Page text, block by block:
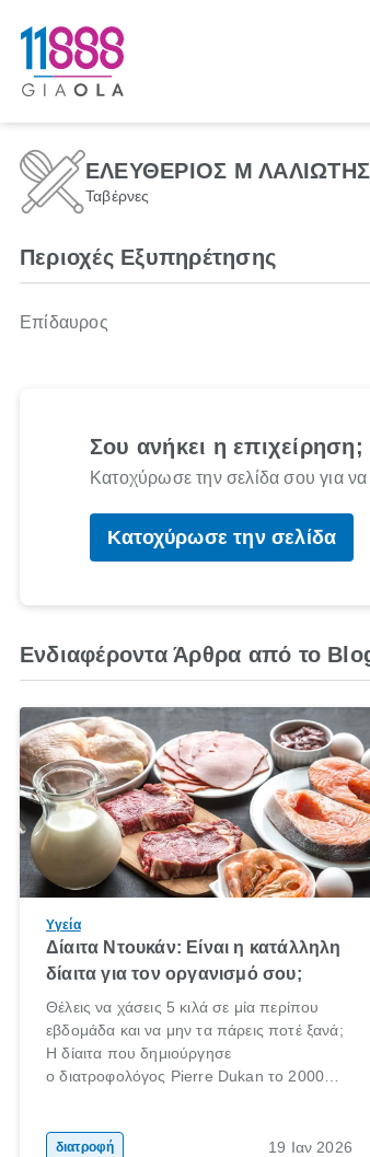
ΕΛΕΥΘΕΡΙΟΣ Μ
Ταβέρνες
Περιοχές Εξυπηρέτησης
Επίδαυρος
Σου ανήκει η επιχείρηση;
Κατοχύρωσε την σελίδα σου για
Κατοχύρωσε την σελίδα
Ενδιαφέροντα Άρθρα από το
Υγεία
Δίαιτα Ντουκάν: Είναι η κατάλληλη
δίαιτα για τον οργανισμό σου;
Θέλεις να χάσεις 5 κιλά σε μία περίπου
εβδομάδα και να μην τα πάρεις ποτέ ξανά;
Η δίαιτα που δημιούργησε
ο διατροφολόγος Pierre Dukan το 2000
δημητριακά ολικής άλεσης, άφθονο νερό,
διατροφή 19 Ιαν 2026